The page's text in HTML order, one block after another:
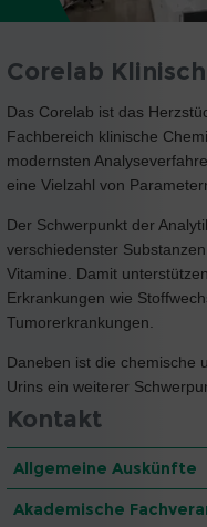
Corelab
Das Corelab ist das
Fachbereich klinische
modernsten
eine Vielzahl von
Der Schwerpunkt der
verschiedenster
Vitamine. Damit
Erkrankungen wie
Tumorerkrankungen.
Daneben ist die chemische
Urins ein weiterer
Kontakt
Allgemeine Auskünfte
Akademische